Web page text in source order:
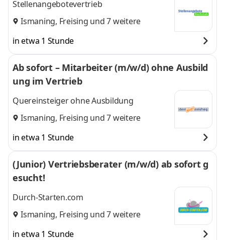
Stellenangebotevertrieb
Ismaning, Freising und 7 weitere
in etwa 1 Stunde
Ab sofort – Mitarbeiter (m/w/d) ohne Ausbild
ung im Vertrieb
Quereinsteiger ohne Ausbildung
Ismaning, Freising und 7 weitere
in etwa 1 Stunde
(Junior) Vertriebsberater (m/w/d) ab sofort g
esucht!
Durch-Starten.com
Ismaning, Freising und 7 weitere
in etwa 1 Stunde